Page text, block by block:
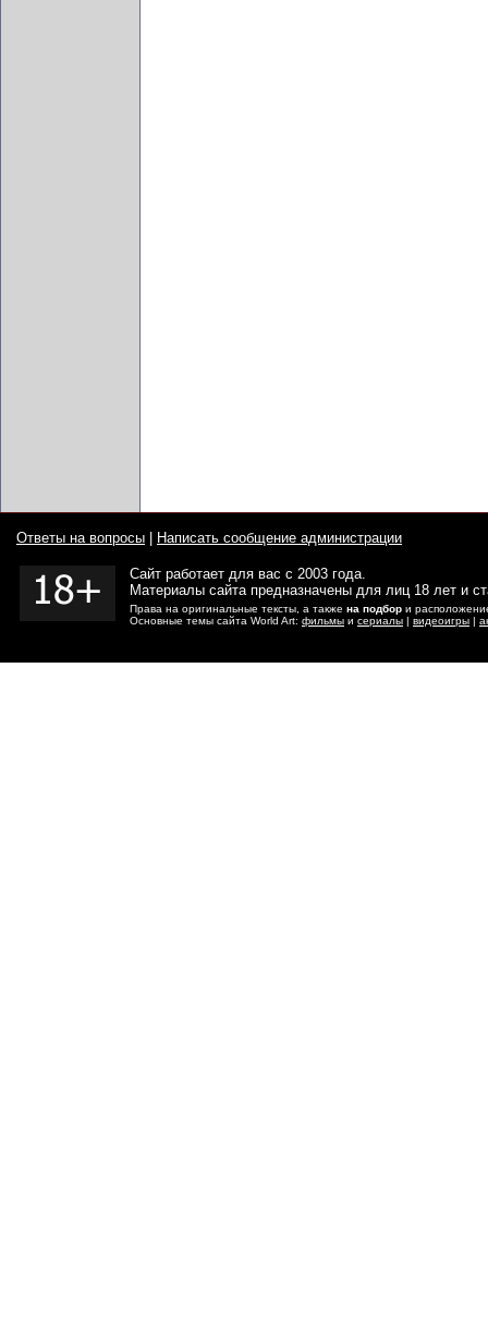
Ответы на вопросы Написать сообщение администрации
Сайт работает для вас с 2003 года.
Материалы сайта предназначены для лиц 18 лет и
Права на оригинальные тексты, а также на подбор и
Основные темы сайта World Art: фильмы и сериалы | видеоигры |